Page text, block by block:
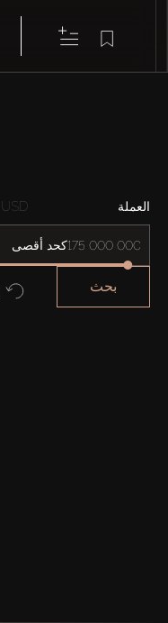
العملة USD
كحد أقصى
بحث